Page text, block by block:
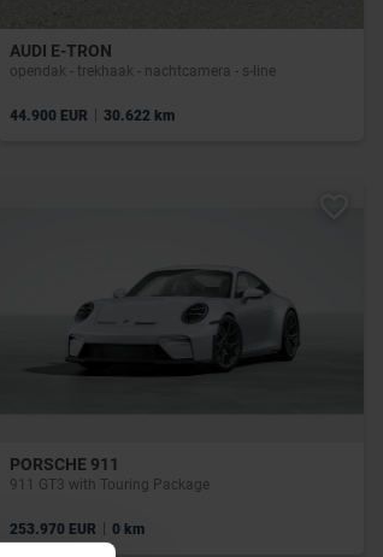
AUDI E-TRON
opendak - trekhaak - nachtcamera - s-line
44.900 EUR | 30.622 km
PORSCHE 911
911 GT3 with Touring Package
253.970 EUR | 0 km